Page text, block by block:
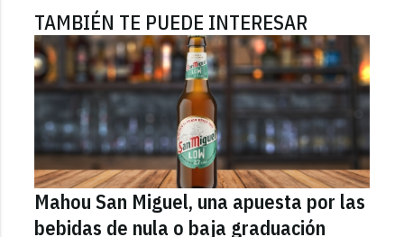
TAMBIÉN TE PUEDE INTERESAR
Mahou San Miguel, una apuesta por las
bebidas de nula o baja graduación